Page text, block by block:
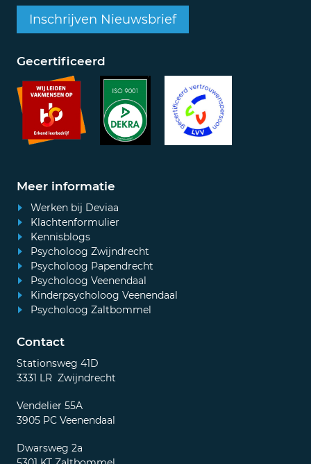
Inschrijven Nieuwsbrief
Gecertificeerd
Meer informatie
Werken bij Deviaa
Klachtenformulier
Kennisblogs
Psycholoog Zwijndrecht
Psycholoog Papendrecht
Psycholoog Veenendaal
Kinderpsycholoog Veenendaal
Psycholoog Zaltbommel
Contact
Stationsweg 41D
3331 LR Zwijndrecht
Vendelier 55A
3905 PC Veenendaal
Dwarsweg 2a